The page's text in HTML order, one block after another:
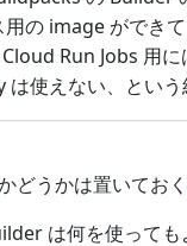
用の image ができ
Run Jobs 用に
使えない、という
どうかは置いておく
は何を使って